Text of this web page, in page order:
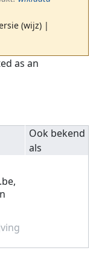
(wijz) |
as an
Ook bekend
als